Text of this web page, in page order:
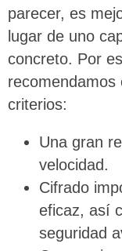
parecer, es
lugar de uno
concreto. Por
recomendamos
criterios:
Una gran
velocidad.
Cifrado
eficaz, así
seguridad